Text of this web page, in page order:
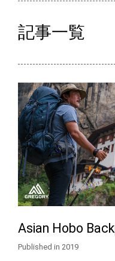
記事一覧
Asian Hobo
Published in 2019